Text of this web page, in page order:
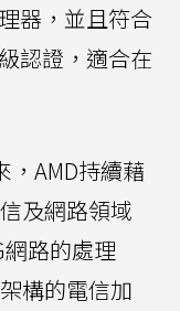
器，並且符合
認證，適合在
，AMD持續藉
及網路領域
路的處理
構的電信加